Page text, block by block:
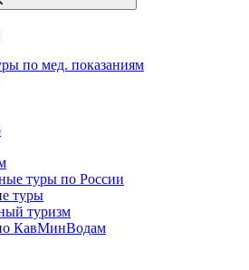
по мед. показаниям
туры по России
туры
туризм
КавМинВодам